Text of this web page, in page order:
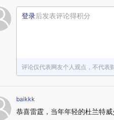
登录后发表评论得积分
评论仅代表网友个人观点，不代表
baikkk
恭喜雷霆，当年年轻的杜兰特